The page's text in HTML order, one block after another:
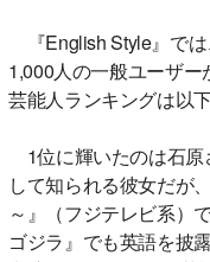
『English Style』で
1,000人の一般ユーザ
芸能人ランキングは以
1位に輝いたのは石原
して知られる彼女だが
～』（フジテレビ系）
ゴジラ』でも英語を披